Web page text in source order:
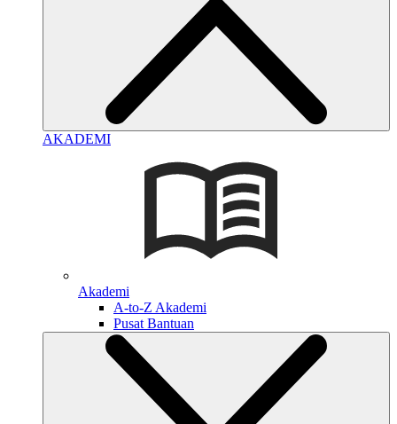
AKADEMI
Akademi
A-to-Z Akademi
Pusat Bantuan